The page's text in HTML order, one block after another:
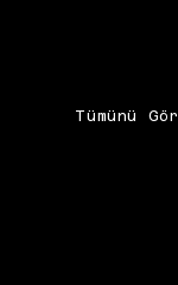
Tümünü Gör